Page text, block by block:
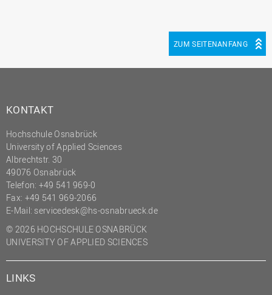
Personalrat
Präsidialbüro
Professional School
Projekte des Präsidiums
Projektmanagement Office
(PMO)
Prozessmanagement
Recht
ZUM SEITENANFANG
KONTAKT
Hochschule Osnabrück
University of Applied Sciences
Albrechtstr. 30
49076 Osnabrück
Telefon: +49 541 969-0
Fax: +49 541 969-2066
E-Mail: servicedesk@hs-osnabrueck.de
© 2026 HOCHSCHULE OSNABRÜCK
UNIVERSITY OF APPLIED SCIENCES
LINKS